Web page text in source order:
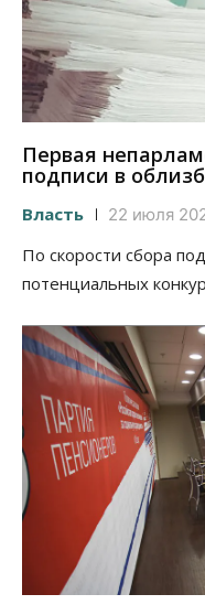
Первая
подписи в
Власть 22 июля
По скорости сбора
потенциальных